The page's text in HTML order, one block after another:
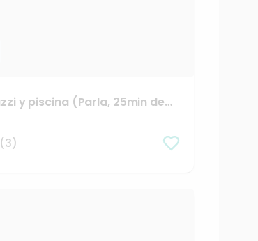
y piscina (Parla​,​ 25min de
(3)